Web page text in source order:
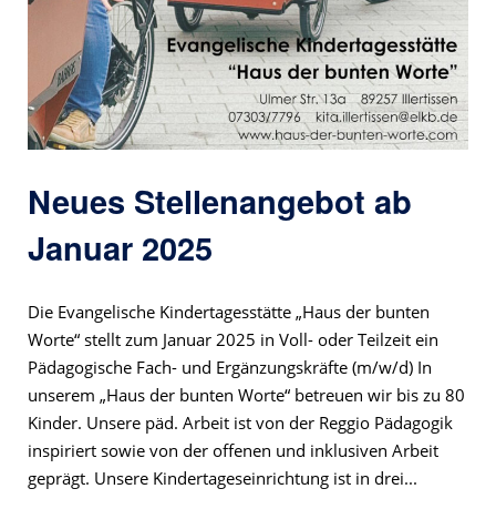
Neues Stellenangebot ab
Januar 2025
Die Evangelische Kindertagesstätte „Haus der bunten
Worte“ stellt zum Januar 2025 in Voll- oder Teilzeit ein
Pädagogische Fach- und Ergänzungskräfte (m/w/d) In
unserem „Haus der bunten Worte“ betreuen wir bis zu 80
Kinder. Unsere päd. Arbeit ist von der Reggio Pädagogik
inspiriert sowie von der offenen und inklusiven Arbeit
geprägt. Unsere Kindertageseinrichtung ist in drei...